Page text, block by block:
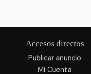
Accesos directos
Publicar anuncio
Mi Cuenta